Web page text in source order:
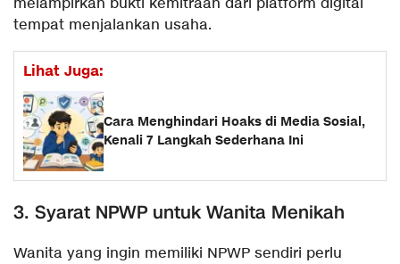
tempat menjalankan usaha.
Lihat Juga:
Cara Menghindari Hoaks di Media Sosial,
Kenali 7 Langkah Sederhana Ini
3. Syarat NPWP untuk Wanita Menikah
Wanita yang ingin memiliki NPWP sendiri perlu